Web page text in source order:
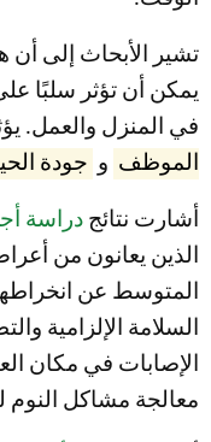
تشير الأبحاث إلى أن
يمكن أن تؤثر سلبًا
في المنزل والعمل.
الموظف و جودة
أشارت نتائج دراسة
الذين يعانون من
المتوسط عن
السلامة الإلزامية
الإصابات في مكان
معالجة مشاكل النوم